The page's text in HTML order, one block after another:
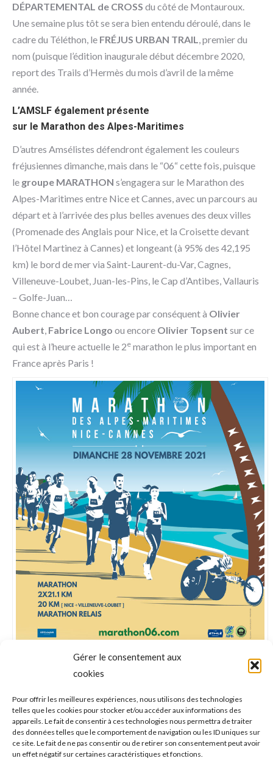
Gérer le consentement aux
cookies
Pour offrir les meilleures expériences, nous utilisons des technologies
telles que les cookies pour stocker et/ou accéder aux informations des
appareils. Le fait de consentir à ces technologies nous permettra de traiter
des données telles que le comportement de navigation ou les ID uniques sur
ce site. Le fait de ne pas consentir ou de retirer son consentement peut avoir
un effet négatif sur certaines caractéristiques et fonctions.
DÉPARTEMENTAL de CROSS du côté de Montauroux.
Une semaine plus tôt se sera bien entendu déroulé, dans le
cadre du Téléthon, le FRÉJUS URBAN TRAIL, premier du
nom (puisque l’édition inaugurale début décembre 2020,
report des Trails d’Hermès du mois d’avril de la même
année.
L’AMSLF également présente
sur le Marathon des Alpes-Maritimes
D’autres Amsélistes défendront également les couleurs
fréjusiennes dimanche, mais dans le “06“ cette fois, puisque
le groupe MARATHON s’engagera sur le Marathon des
Alpes-Maritimes entre Nice et Cannes, avec un parcours au
départ et à l’arrivée des plus belles avenues des deux villes
(Promenade des Anglais pour Nice, et la Croisette devant
l’Hôtel Martinez à Cannes) et longeant (à 95% des 42,195
km) le bord de mer via Saint-Laurent-du-Var, Cagnes,
Villeneuve-Loubet, Juan-les-Pins, le Cap d’Antibes, Vallauris
– Golfe-Juan…
Bonne chance et bon courage par conséquent à Olivier
Aubert, Fabrice Longo ou encore Olivier Topsent sur ce
qui est à l’heure actuelle le 2e marathon le plus important en
France après Paris !
DE
COMMENTAIRE
ONGLET PRÉCÉDENT
Onglet
précédent
Tennis : Maxime Chedorge, l’homme qui leur
fait aimer le travail physique